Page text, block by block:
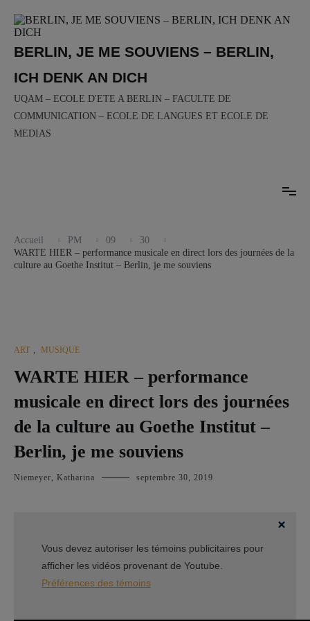
contenu
BERLIN, JE ME SOUVIENS – BERLIN,
ICH DENK AN DICH
UQAM – ECOLE D'ETE A BERLIN – FACULTE DE
COMMUNICATION – ECOLE DE LANGUES ET ECOLE DE
MEDIAS
me souviens
Accueil PM 09
30
WARTE HIER – performance musicale en direct lors des journées de la
culture au Goethe Institut – Berlin, je me souviens
ART , MUSIQUE
WARTE HIER – performance
musicale en direct lors des journées
de la culture au Goethe Institut –
Berlin, je me souviens
Niemeyer, Katharina septembre 30, 2019
Vous devez autoriser les témoins publicitaires pour
afficher les vidéos provenant de Youtube.
Préférences des témoins